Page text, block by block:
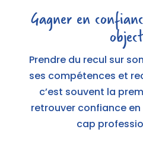
Gagner en
Prendre du recul sur
ses compétences et
c’est souvent la
retrouver confiance
cap